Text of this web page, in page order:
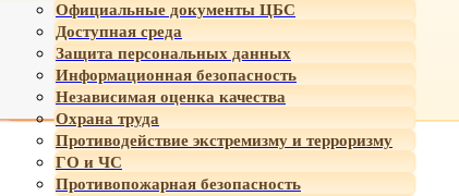
Официальные документы ЦБС
Доступная среда
Защита персональных данных
Информационная безопасность
Независимая оценка качества
Охрана труда
Противодействие экстремизму и терроризму
ГО и ЧС
Противопожарная безопасность